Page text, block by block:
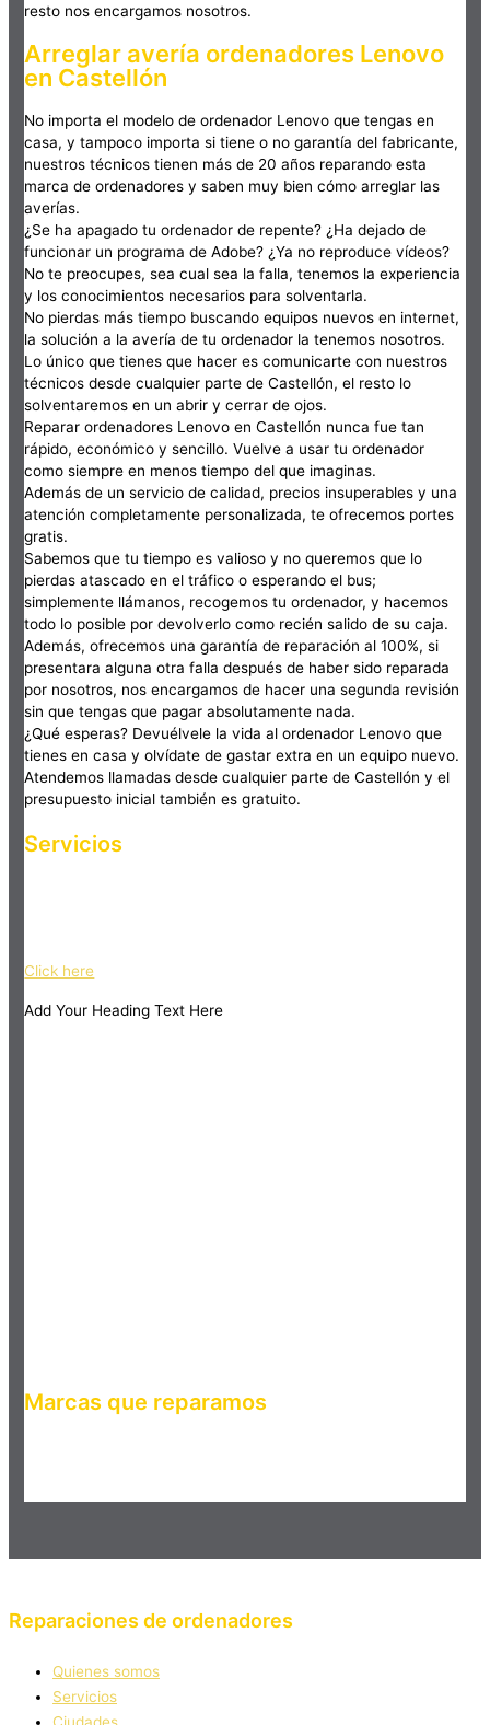
resto nos encargamos nosotros.
Arreglar avería ordenadores Lenovo
en Castellón
No importa el modelo de ordenador Lenovo que tengas en
casa, y tampoco importa si tiene o no garantía del fabricante,
nuestros técnicos tienen más de 20 años reparando esta
marca de ordenadores y saben muy bien cómo arreglar las
averías.
¿Se ha apagado tu ordenador de repente? ¿Ha dejado de
funcionar un programa de Adobe? ¿Ya no reproduce vídeos?
No te preocupes, sea cual sea la falla, tenemos la experiencia
y los conocimientos necesarios para solventarla.
No pierdas más tiempo buscando equipos nuevos en internet,
la solución a la avería de tu ordenador la tenemos nosotros.
Lo único que tienes que hacer es comunicarte con nuestros
técnicos desde cualquier parte de Castellón, el resto lo
solventaremos en un abrir y cerrar de ojos.
Reparar ordenadores Lenovo en Castellón nunca fue tan
rápido, económico y sencillo. Vuelve a usar tu ordenador
como siempre en menos tiempo del que imaginas.
Además de un servicio de calidad, precios insuperables y una
atención completamente personalizada, te ofrecemos portes
gratis.
Sabemos que tu tiempo es valioso y no queremos que lo
pierdas atascado en el tráfico o esperando el bus;
simplemente llámanos, recogemos tu ordenador, y hacemos
todo lo posible por devolverlo como recién salido de su caja.
Además, ofrecemos una garantía de reparación al 100%, si
presentara alguna otra falla después de haber sido reparada
por nosotros, nos encargamos de hacer una segunda revisión
sin que tengas que pagar absolutamente nada.
¿Qué esperas? Devuélvele la vida al ordenador Lenovo que
tienes en casa y olvídate de gastar extra en un equipo nuevo.
Atendemos llamadas desde cualquier parte de Castellón y el
presupuesto inicial también es gratuito.
Servicios
Click here
Add Your Heading Text Here
Marcas que reparamos
Reparaciones de ordenadores
Quienes somos
Servicios
Ciudades